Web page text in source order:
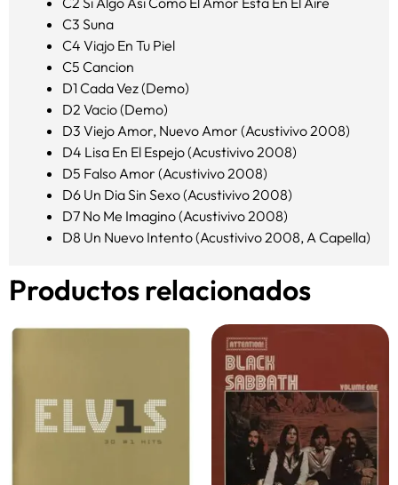
C3 Suna
C4 Viajo En Tu Piel
C5 Cancion
D1 Cada Vez (Demo)
D2 Vacio (Demo)
D3 Viejo Amor, Nuevo Amor (Acustivivo 2008)
D4 Lisa En El Espejo (Acustivivo 2008)
D5 Falso Amor (Acustivivo 2008)
D6 Un Dia Sin Sexo (Acustivivo 2008)
D7 No Me Imagino (Acustivivo 2008)
D8 Un Nuevo Intento (Acustivivo 2008, A Capella)
Productos relacionados